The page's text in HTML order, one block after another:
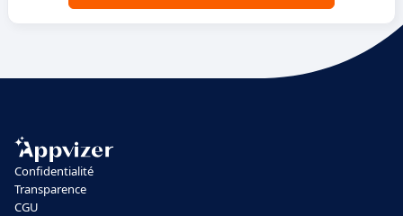
Confidentialité
Transparence
CGU